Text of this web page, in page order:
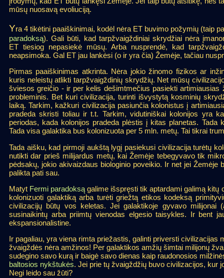
mūsų nuosavą evoliuciją.
Yra 4 tikėtini paaiškinimai, kodėl nėra ET buvimo požymių (taip
paradoksą). Gali būti, kad tarpžvaigždiniai skrydžiai nėra
ET tiesiog nepasiekė mūsų. Arba nusprendė, kad
neapsimoka. Gal ET jau lankėsi (o ir yra čia) Žemėje, tačiau
Pirmas paaiškinimas atkrinta. Nėra jokio žinomo fizikos ar
kuris neleistų atlikti tarpžvaigždinių skrydžių. Net mūsų
šviesos greičio - ir per kelis dešimtmečius pasiekti
probleminis. Bet kuri civilizacija, turinti išvystytą kosminių
laiką. Tarkim, kažkuri civilizacija pasiunčia kolonistus į
pradeda skristi toliau ir t.t. Tarkim, vidutiniškai kolonijos yra
periodas, kada kolonijos pradeda plėstis į kitas planetas.
Tada visa galaktika bus kolonizuota per 5 mln. metų. Tai tikrai
Tada aišku, kad pirmoji aukštą lygį pasiekusi civilizacija turėtų
nutikti dar prieš milijardus metų, kai Žemėje tebegyvavo tik
pėdsakų, jokio akivaizdaus biologinio poveikio. Ir net jei
palikta pati sau.
Matyt Fermi paradoksą galime išspręsti tik aptardami galimą kitų
kolonizuoti galaktiką arba turėti griežtą etikos kodeksą
civilizacijų būtų vos keletas. Jei galaktikoje gyvavo
susinaikintų arba priimtų vienodas elgesio taisykles. Ir bent
ekspansionalistine.
Ir pagaliau, yra viena rimta priežastis, galinti priversti civilizacijas
žvaigždės nėra amžinos! Per galaktikos amžių šimtai milijonų
sudegino savo kurą ir baigė savo dienas kaip raudonosios
baltosios nykštukės. Jei prie tų žvaigždžių buvo civilizacijos, kur
Negi leido sau žūti?